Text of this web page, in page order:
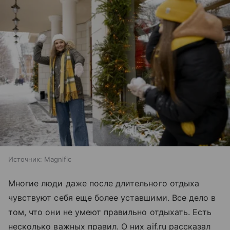
Источник: Magnific
Многие люди даже после длительного отдыха
чувствуют себя еще более уставшими. Все дело в
том, что они не умеют правильно отдыхать. Есть
несколько важных правил. О них aif.ru рассказал